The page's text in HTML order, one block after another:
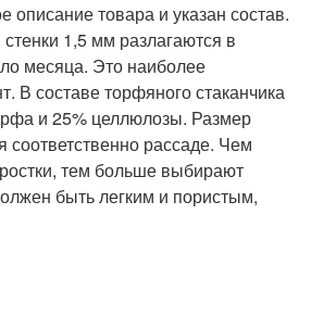
описание товара и указан состав.
1,5 мм разлагаются в
месяца. Это наиболее
В составе торфяного стаканчика
и 25% целлюлозы. Размер
соответственно рассаде. Чем
тем больше выбирают
быть легким и пористым,